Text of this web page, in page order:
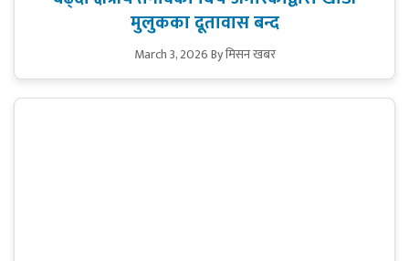
मुलुकका दूतावास बन्द
March 3, 2026By मिसन खबर